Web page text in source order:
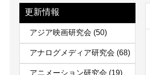
更新情報
アジア映画研究会 (50)
アナログメディア研究会 (68)
アニメーション研究会 (19)